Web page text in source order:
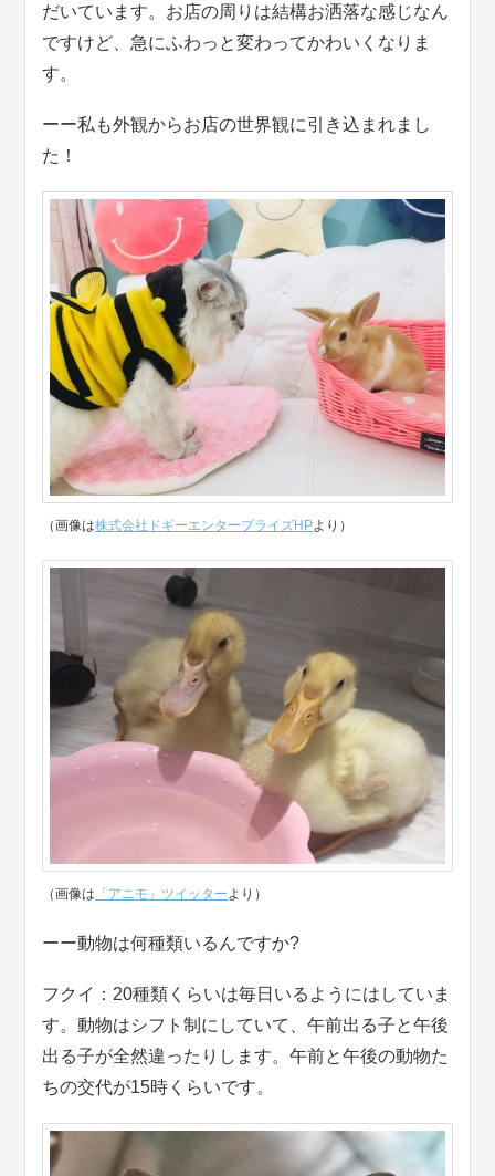
だいています。お店の周りは結構お洒落な感じなん
ですけど、急にふわっと変わってかわいくなりま
す。
ーー私も外観からお店の世界観に引き込まれまし
た！
（画像は株式会社ドギーエンタープライズHPより）
（画像は 「アニモ」ツイッター より）
ーー動物は何種類いるんですか?
フクイ：20種類くらいは毎日いるようにはしていま
す。動物はシフト制にしていて、午前出る子と午後
出る子が全然違ったりします。午前と午後の動物た
ちの交代が15時くらいです。